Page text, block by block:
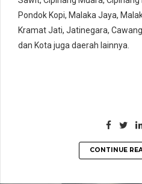
Pondok Kopi, Malaka Jaya,
Kramat Jati, Jatinegara,
dan Kota juga daerah lainnya.
CONTINUE